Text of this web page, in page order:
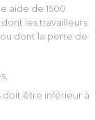
aide de 1500
les travailleurs
dont la perte de
doit être inférieur à